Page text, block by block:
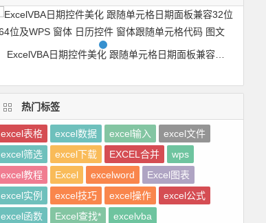
ExcelVBA日期控件美化 跟随单元格日期面板兼容32位+64位及WPS 窗体 日历控件 窗体跟随单元格代码 图文
热门标签
excel表格 excel数据 excel输入
excel文件
excel筛选
excel下载 EXCEL合并
wps
excel教程
Excel excelword
Excel图表
excel实例
excel技巧 excel操作
excel公式
excel函数
Excel查找* excelvba